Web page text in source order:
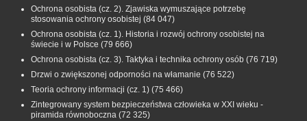
Ochrona osobista (cz. 2). Zjawiska wymuszające potrzebę
stosowania ochrony osobistej (84 047)
Ochrona osobista (cz. 1). Historia i rozwój ochrony osobistej na
świecie i w Polsce (79 666)
Ochrona osobista (cz. 3). Taktyka i technika ochrony osób (76 719)
Drzwi o zwiększonej odporności na włamanie (76 522)
Teoria ochrony informacji (cz. 1) (75 466)
Zintegrowany system bezpieczeństwa człowieka w XXI wieku -
piramida równoboczna (72 325)